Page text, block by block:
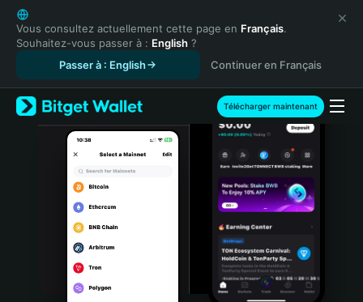
English
日本語
Tiếng Việt
Español (Latinoamérica)
Türkçe
Italiano
Português (Portugal)
Bahasa Indonesia
Vous consultez actuellement cette page en Français.
Souhaitez-vous passer à : English ?
Passer à : English
Continuer en Français
Télécharger maintenant